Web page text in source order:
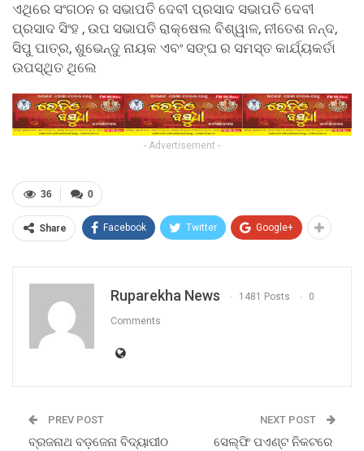
ଏଥିରେ ସଂଗଠନ ର ସଭାପତି ଦେବୀ ପ୍ରସାଦ ସଭାପତି ଦେବୀ
ପ୍ରସାଦ ସିଂହ , ଉପ ସଭାପତି ରାକ୍ଷେଲ ବିଶ୍ୱାଳ, ନୀତେଶ ନନ୍ଦ,
ସିପୁ ପାତ୍ର, ଶୁଭେନ୍ଦୁ ନାୟକ ଏବଂ ସଙ୍ଘ ର ସମସ୍ତ କାର୍ଯ୍ୟକର୍ତା
ଉପସ୍ଥିତ ଥିଲେ
- Advertisement -
0
36
Share Facebook Twitter Google+
Ruparekha News 1481 Posts 0
Comments
PREV POST
ବ୍ରଜନାଥ ବଡ଼ଜେନା ବିଦ୍ୟାପୀଠ
NEXT POST
ସେଲ୍ଫି ପଏଣ୍ଟ ନିକଟରେ